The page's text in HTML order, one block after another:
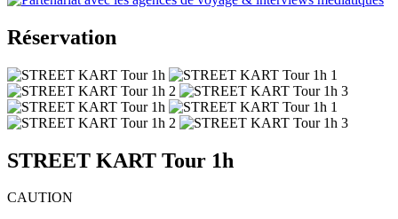
Réservation
STREET KART Tour 1h
CAUTION